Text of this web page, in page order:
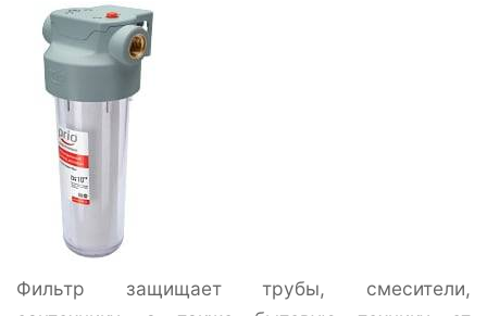
Фильтр защищает трубы, смесители,